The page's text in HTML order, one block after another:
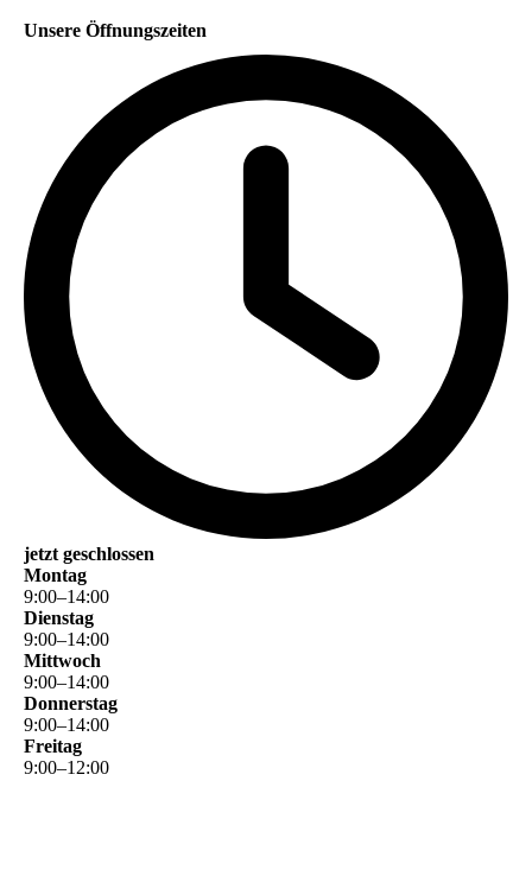
Unsere Öffnungszeiten
jetzt geschlossen
Montag
9:00–14:00
Dienstag
9:00–14:00
Mittwoch
9:00–14:00
Donnerstag
9:00–14:00
Freitag
9:00–12:00